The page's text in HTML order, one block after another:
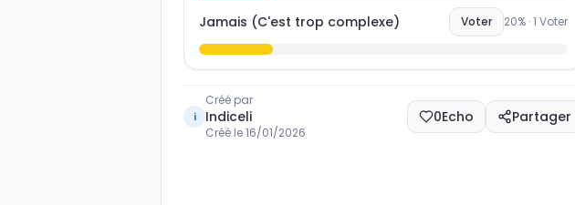
Jamais (C'est trop complexe) Voter 20% ·1 Voter
i
Créé par
Indiceli
Créé le16/01/2026
0Echo Partager